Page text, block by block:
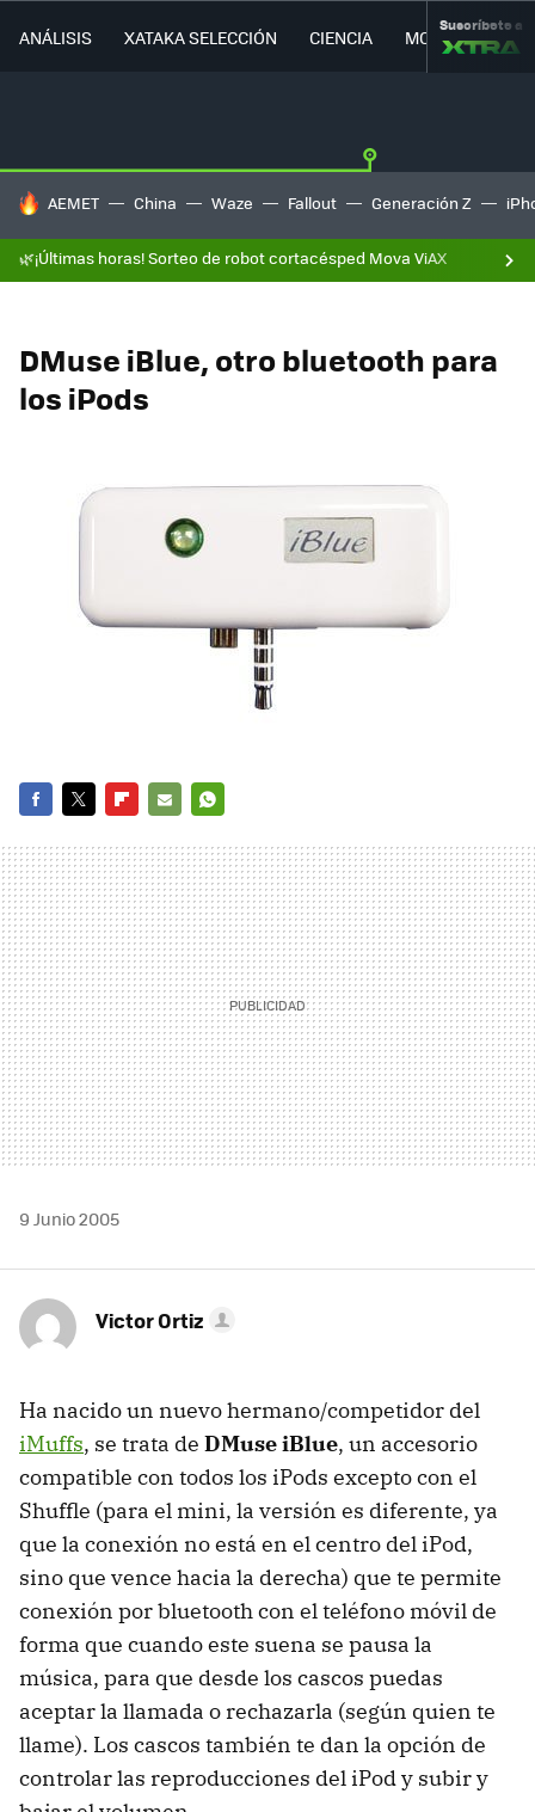
ANÁLISIS XATAKA SELECCIÓN CIENCIA MOVILIDAD
Suscríbete a
HOY SE HABLA DE
AEMET China Waze Fallout Generación Z
🌿¡Últimas horas! Sorteo de robot cortacésped Mova ViAX
DMuse iBlue, otro bluetooth para
los iPods
MAIL
9 Junio 2005
Victor Ortiz
Ha nacido un nuevo hermano/competidor del
iMuffs, se trata de DMuse iBlue, un accesorio
compatible con todos los iPods excepto con el
Shuffle (para el mini, la versión es diferente, ya
que la conexión no está en el centro del iPod,
sino que vence hacia la derecha) que te permite
conexión por bluetooth con el teléfono móvil de
forma que cuando este suena se pausa la
música, para que desde los cascos puedas
aceptar la llamada o rechazarla (según quien te
llame). Los cascos también te dan la opción de
controlar las reproducciones del iPod y subir y